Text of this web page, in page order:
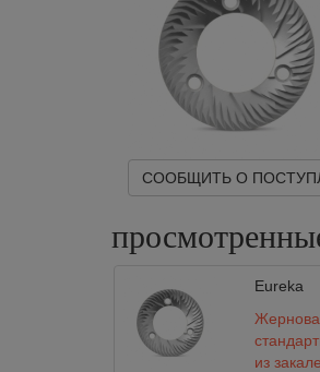
СООБЩИТЬ О
Eureka
Жернова
из